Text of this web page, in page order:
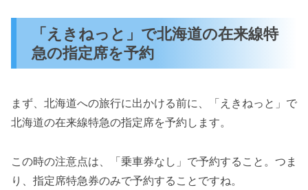
「えきねっと」で北海道の在来線特
急の指定席を予約
まず、北海道への旅行に出かける前に、「えきねっと」で
北海道の在来線特急の指定席を予約します。
この時の注意点は、「乗車券なし」で予約すること。つま
り、指定席特急券のみで予約することですね。